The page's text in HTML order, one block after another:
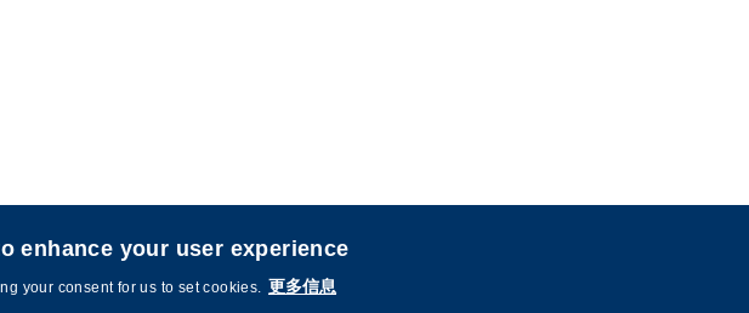
港科技大学所有
enhance your user experience
your consent for us to set cookies. 更多信息